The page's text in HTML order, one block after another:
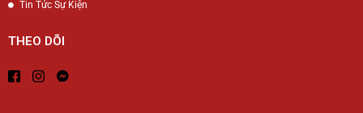
Tin Tức Sự Kiện
THEO DÕI